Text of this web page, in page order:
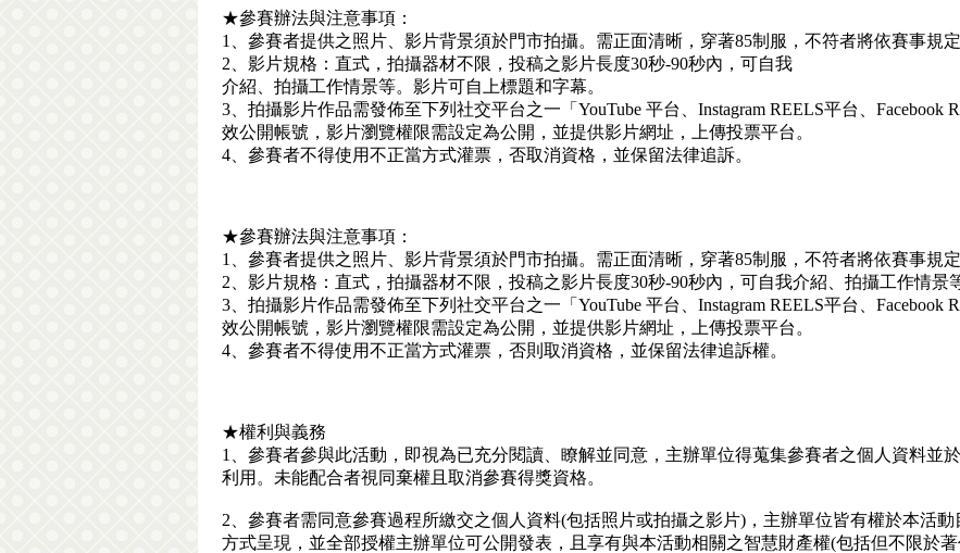
★參賽辦法與注意事項：
1、參賽者提供之照片、影片背景須於門市拍攝。需正面清晰，穿著85制服，不符者將依賽事規定
2、影片規格：直式，拍攝器材不限，投稿之影片長度30秒-90秒內，可自我
介紹、拍攝工作情景等。影片可自上標題和字幕。
3、拍攝影片作品需發佈至下列社交平台之一「YouTube 平台、Instagram REELS平台、Facebook
效公開帳號，影片瀏覽權限需設定為公開，並提供影片網址，上傳投票平台。
4、參賽者不得使用不正當方式灌票，否取消資格，並保留法律追訴。
★參賽辦法與注意事項：
1、參賽者提供之照片、影片背景須於門市拍攝。需正面清晰，穿著85制服，不符者將依賽事規定
2、影片規格：直式，拍攝器材不限，投稿之影片長度30秒-90秒內，可自我介紹、拍攝工作情景
3、拍攝影片作品需發佈至下列社交平台之一「YouTube 平台、Instagram REELS平台、Facebook
效公開帳號，影片瀏覽權限需設定為公開，並提供影片網址，上傳投票平台。
4、參賽者不得使用不正當方式灌票，否則取消資格，並保留法律追訴權。
★權利與義務
1、參賽者參與此活動，即視為已充分閱讀、瞭解並同意，主辦單位得蒐集參賽者之個人資料並
利用。未能配合者視同棄權且取消參賽得獎資格。
2、參賽者需同意參賽過程所繳交之個人資料(包括照片或拍攝之影片)，主辦單位皆有權於本活
方式呈現，並全部授權主辦單位可公開發表，且享有與本活動相關之智慧財產權(包括但不限於